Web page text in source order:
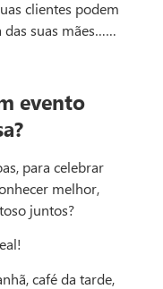
clientes podem
das suas mães……
evento
para celebrar
melhor,
juntos?
café da tarde,